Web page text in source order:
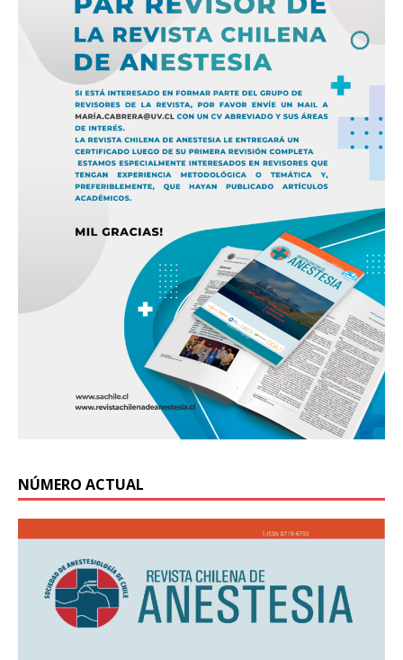
NÚMERO ACTUAL